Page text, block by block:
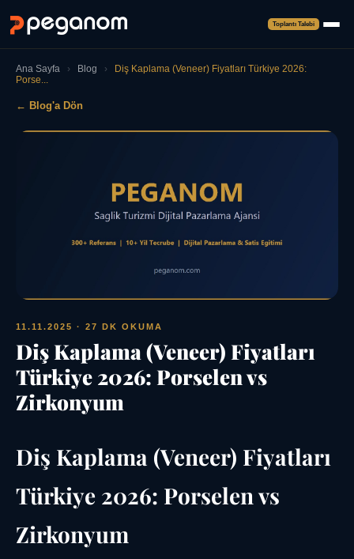
Toplantı Talebi
Ana Sayfa › Blog ›
Diş Kaplama (Veneer) Fiyatları Türkiye 2026:
Porse...
← Blog'a Dön
11.11.2025 · 27 DK OKUMA
Diş Kaplama (Veneer) Fiyatları
Türkiye 2026: Porselen vs
Zirkonyum
Diş Kaplama (Veneer) Fiyatları
Türkiye 2026: Porselen vs
Zirkonyum